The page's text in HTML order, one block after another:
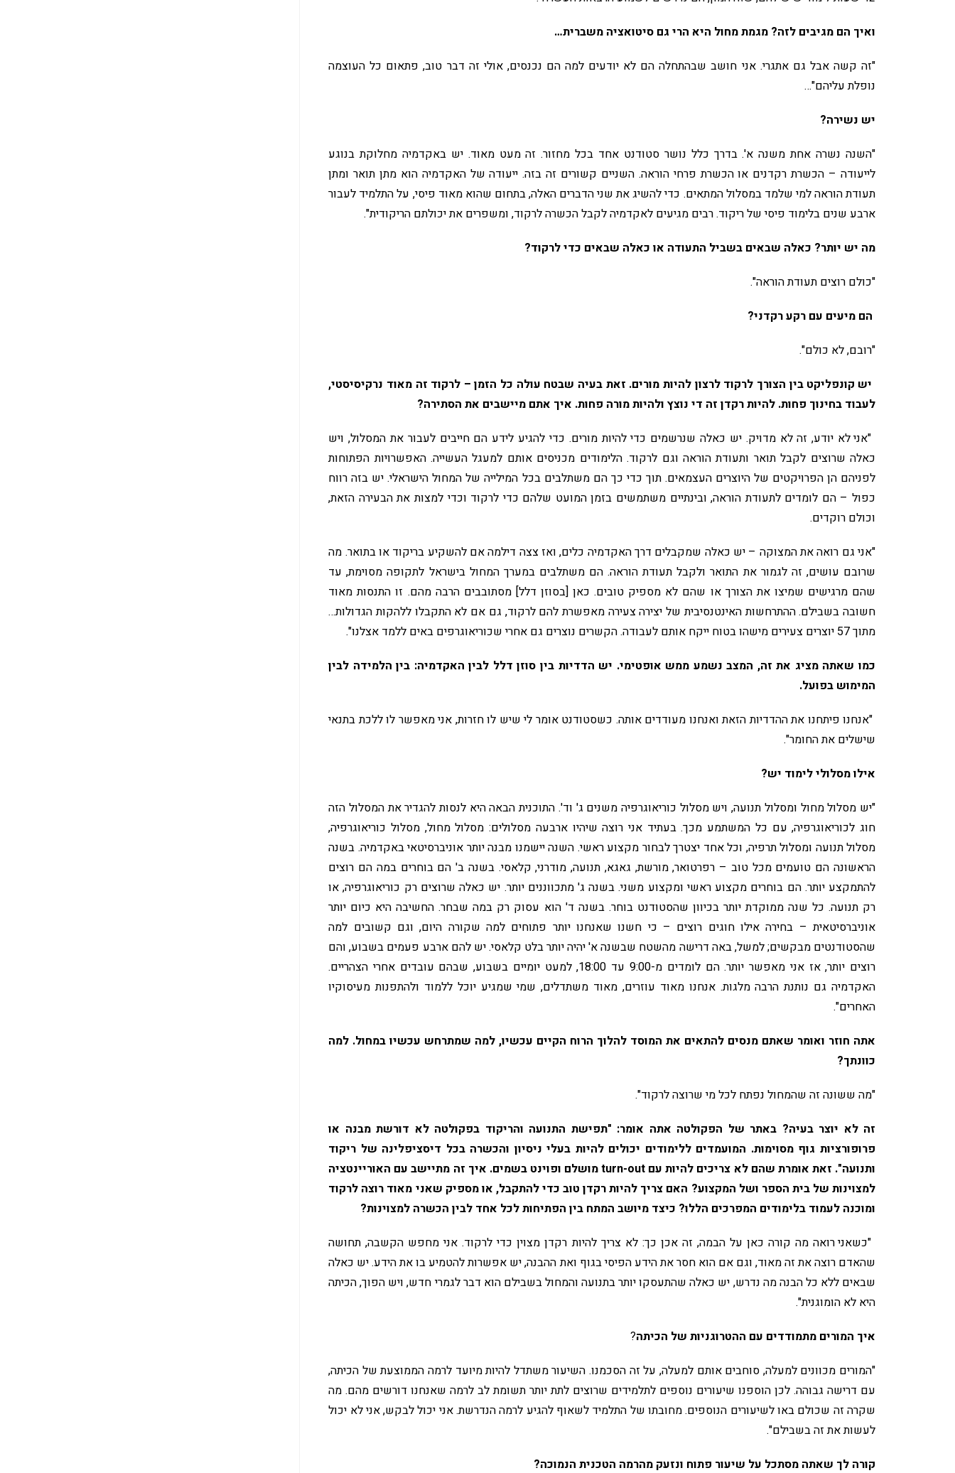
ואיך הם מגיבים לזה? מגמת מחול היא הרי גם סיטואציה משברית…
"זה קשה אבל גם אתגרי. אני חושב שבהתחלה הם לא יודעים למה הם נכנסים, אולי זה דבר טוב, פתאום כל העוצמה
נופלת עליהם"…
יש נשירה?
"השנה נשרה אחת משנה א'. בדרך כלל נושר סטודנט אחד בכל מחזור. זה מעט מאוד. יש באקדמיה מחלוקת בנוגע
לייעודה – הכשרת רקדנים או הכשרת פרחי הוראה. השניים קשורים זה בזה. ייעודה של האקדמיה הוא מתן תואר ומתן
תעודת הוראה למי שלמד במסלול המתאים. כדי להשיג את שני הדברים האלה, בתחום שהוא מאוד פיסי, על התלמיד לעבור
ארבע שנים בלימוד פיסי של ריקוד. רבים מגיעים לאקדמיה לקבל הכשרה לרקוד, ומשפרים את יכולתם הריקודית".
מה יש יותר? כאלה שבאים בשביל התעודה או כאלה שבאים כדי לרקוד?
"כולם רוצים תעודת הוראה".
הם מיעים עם רקע רקדני?
"רובם, לא כולם".
יש קונפליקט בין הצורך לרקוד לרצון להיות מורים. זאת בעיה שבטח עולה כל הזמן – לרקוד זה מאוד נרקיסיסטי,
לעבוד בחינוך פחות. להיות רקדן זה די נוצץ ולהיות מורה פחות. איך אתם מיישבים את הסתירה?
"אני לא יודע, זה לא מדויק. יש כאלה שנרשמים כדי להיות מורים. כדי להגיע לידע הם חייבים לעבור את המסלול, ויש
כאלה שרוצים לקבל תואר ותעודת הוראה וגם לרקוד. הלימודים מכניסים אותם למעגל העשייה. האפשרויות הפתוחות
לפניהם הן הפרויקטים של היוצרים העצמאים. תוך כדי כך הם משתלבים בכל המילייה של המחול הישראלי. יש בזה רווח
כפול – הם לומדים לתעודת הוראה, ובינתיים משתמשים בזמן המועט שלהם כדי לרקוד וכדי למצות את הבעירה הזאת,
וכולם רוקדים.
"אני גם רואה את המצוקה – יש כאלה שמקבלים דרך האקדמיה כלים, ואז צצה דילמה אם להשקיע בריקוד או בתואר. מה
שרובם עושים, זה לגמור את התואר ולקבל תעודת הוראה. הם משתלבים במערך המחול בישראל לתקופה מסוימת, עד
שהם מרגישים שמיצו את הצורך או שהם לא מספיק טובים. כאן [בסוזן דלל] מסתובבים הרבה מהם. זו התנסות מאוד
חשובה בשבילם. ההתרחשות האינטנסיבית של יצירה צעירה מאפשרת להם לרקוד, גם אם לא התקבלו ללהקות הגדולות…
מתוך 57 יוצרים צעירים מישהו בטוח ייקח אותם לעבודה. הקשרים נוצרים גם אחרי שכוריאוגרפים באים ללמד אצלנו".
כמו שאתה מציג את זה, המצב נשמע ממש אופטימי. יש הדדיות בין סוזן דלל לבין האקדמיה: בין הלמידה לבין
המימוש בפועל.
"אנחנו פיתחנו את ההדדיות הזאת ואנחנו מעודדים אותה. כשסטודנט אומר לי שיש לו חזרות, אני מאפשר לו ללכת בתנאי
שישלים את החומר".
אילו מסלולי לימוד יש?
"יש מסלול מחול ומסלול תנועה, ויש מסלול כוריאוגרפיה משנים ג' וד'. התוכנית הבאה היא לנסות להגדיר את המסלול הזה
חוג לכוריאוגרפיה, עם כל המשתמע מכך. בעתיד אני רוצה שיהיו ארבעה מסלולים: מסלול מחול, מסלול כוריאוגרפיה,
מסלול תנועה ומסלול תרפיה, וכל אחד יצטרך לבחור מקצוע ראשי. השנה יישמנו מבנה יותר אוניברסיטאי באקדמיה. בשנה
הראשונה הם טועמים מכל טוב – רפרטואר, מורשת, גאגא, תנועה, מודרני, קלאסי. בשנה ב' הם בוחרים במה הם רוצים
להתמקצע יותר. הם בוחרים מקצוע ראשי ומקצוע משני. בשנה ג' מתכווננים יותר. יש כאלה שרוצים רק כוריאוגרפיה, או
רק תנועה. כל שנה ממוקדת יותר בכיוון שהסטודנט בוחר. בשנה ד' הוא עסוק רק במה שבחר. החשיבה היא כיום יותר
אוניברסיטאית – בחירה אילו חוגים רוצים – כי חשנו שאנחנו יותר פתוחים למה שקורה היום, וגם קשובים למה
שהסטודנטים מבקשים; למשל, באה דרישה מהשטח שבשנה א' יהיה יותר בלט קלאסי. יש להם ארבע פעמים בשבוע, והם
רוצים יותר, אז אני מאפשר יותר. הם לומדים מ-9:00 עד 18:00, למעט יומיים בשבוע, שבהם עובדים אחרי הצהריים.
האקדמיה גם נותנת הרבה מלגות. אנחנו מאוד עוזרים, מאוד משתדלים, שמי שמגיע יוכל ללמוד ולהתפנות מעיסוקיו
האחרים".
אתה חוזר ואומר שאתם מנסים להתאים את המוסד להלוך הרוח הקיים עכשיו, למה שמתרחש עכשיו במחול. למה
כוונתך?
"מה ששונה זה שהמחול נפתח לכל מי שרוצה לרקוד".
זה לא יוצר בעיה? באתר של הפקולטה אתה אומר: "תפישת התנועה והריקוד בפקולטה לא דורשת מבנה או
פרופורציות גוף מסוימות. המועמדים ללימודים יכולים להיות בעלי ניסיון והכשרה בכל דיסציפלינה של ריקוד
ותנועה". זאת אומרת שהם לא צריכים להיות עם
turn-out מושלם ופוינט בשמים. איך זה מתיישב עם האוריינטציה
למצוינות של בית הספר ושל המקצוע? האם צריך להיות רקדן טוב כדי להתקבל, או מספיק שאני מאוד רוצה לרקוד
ומוכנה לעמוד בלימודים המפרכים הללו? כיצד מיושב המתח בין הפתיחות לכל אחד לבין הכשרה למצוינות?
"כשאני רואה מה קורה כאן על הבמה, זה אכן כך: לא צריך להיות רקדן מצוין כדי לרקוד. אני מחפש הקשבה, תחושה
שהאדם רוצה את זה מאוד, וגם אם הוא חסר את הידע הפיסי בגוף ואת ההבנה, יש אפשרות להטמיע בו את הידע. יש כאלה
שבאים ללא כל הבנה מה נדרש, יש כאלה שהתעסקו יותר בתנועה והמחול בשבילם הוא דבר לגמרי חדש, ויש הפוך, הכיתה
היא לא הומוגנית".
איך המורים מתמודדים עם ההטרוגניות של הכיתה?
"המורים מכוונים למעלה, סוחבים אותם למעלה, על זה הסכמנו. השיעור משתדל להיות מיועד לרמה הממוצעת של הכיתה,
עם דרישה גבוהה. לכן הוספנו שיעורים נוספים לתלמידים שרוצים לתת יותר תשומת לב לרמה שאנחנו דורשים מהם. מה
שקרה זה שכולם באו לשיעורים הנוספים. מחובתו של התלמיד לשאוף להגיע לרמה הנדרשת. אני יכול לבקש, אני לא יכול
לעשות את זה בשבילם".
קורה לך שאתה מסתכל על שיעור פתוח ונזעק מהרמה הטכנית הנמוכה?